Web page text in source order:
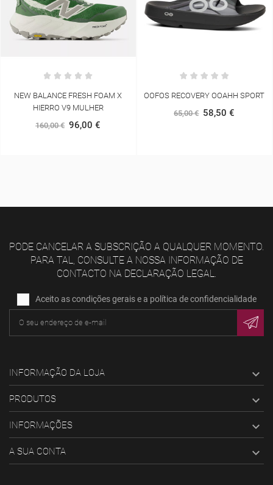
OOFOS RECOVERY OOAHH SPORT
65,00 € 58,50 €
ASICS FUJITRAIL VEST
150,00 € 120,00 €
PODE CANCELAR A SUBSCRIÇÃO A QUALQUER MOMENTO.
PARA TAL, CONSULTE A NOSSA INFORMAÇÃO DE
CONTACTO NA DECLARAÇÃO LEGAL.
Aceito as condições gerais e a política de confidencialidade
INFORMAÇÃO DA LOJA 
PRODUTOS 
INFORMAÇÕES 
A SUA CONTA 